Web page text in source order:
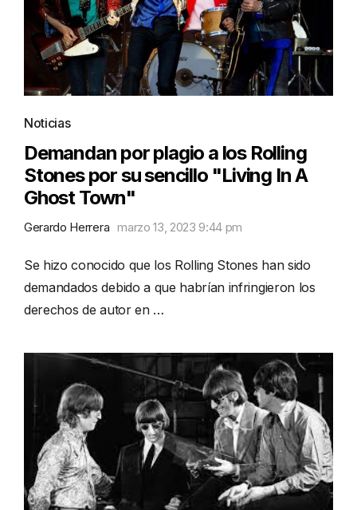
Noticias
Demandan por plagio a los Rolling
Stones por su sencillo "Living In A
Ghost Town"
Gerardo Herrera marzo 13, 2023 9:44 pm
Se hizo conocido que los Rolling Stones han sido
demandados debido a que habrían infringieron los
derechos de autor en …